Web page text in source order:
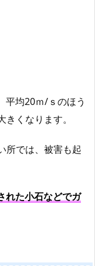
平均20ｍ/ｓのほう
くなります。
所では、被害も起
れた小石などでガ